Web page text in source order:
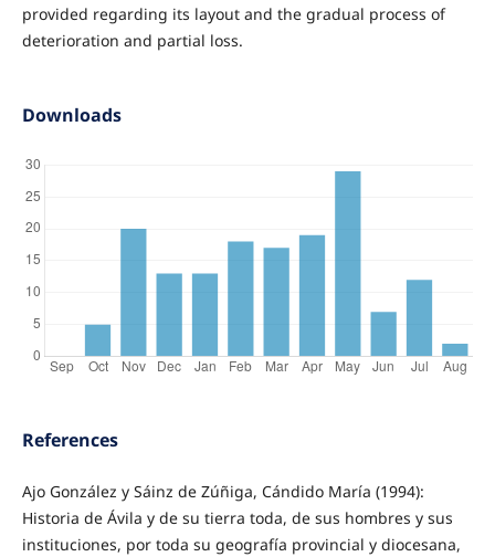
provided regarding its layout and the gradual process of
deterioration and partial loss.
Downloads
References
Ajo González y Sáinz de Zúñiga, Cándido María (1994):
Historia de Ávila y de su tierra toda, de sus hombres y sus
instituciones, por toda su geografía provincial y diocesana,